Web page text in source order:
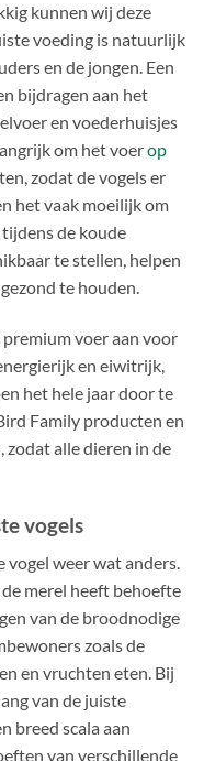
kunnen wij deze
voeding is natuurlijk
en de jongen. Een
bijdragen aan het
en voederhuisjes
om het voerop
zodat de vogels er
het vaak moeilijk om
de koude
te stellen, helpen
te houden.
voer aan voor
en eiwitrijk,
het hele jaar door te
Family producten en
zodat alle dieren in de
vogels
vogel weer wat anders.
merel heeft behoefte
van de broodnodige
zoals de
en vruchten eten. Bij
van de juiste
breed scala aan
van verschillende